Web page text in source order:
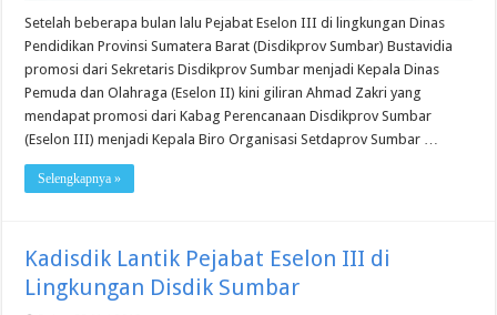
Setelah beberapa bulan lalu Pejabat Eselon III di lingkungan Dinas
Pendidikan Provinsi Sumatera Barat (Disdikprov Sumbar) Bustavidia
promosi dari Sekretaris Disdikprov Sumbar menjadi Kepala Dinas
Pemuda dan Olahraga (Eselon II) kini giliran Ahmad Zakri yang
mendapat promosi dari Kabag Perencanaan Disdikprov Sumbar
(Eselon III) menjadi Kepala Biro Organisasi Setdaprov Sumbar …
Selengkapnya »
Kadisdik Lantik Pejabat Eselon III di
Lingkungan Disdik Sumbar